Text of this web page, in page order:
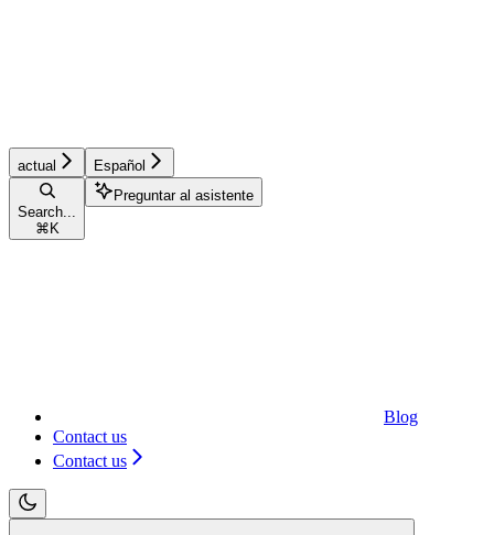
actual Español
Search...
⌘ K
Preguntar al asistente
Blog
Contact us
Contact us